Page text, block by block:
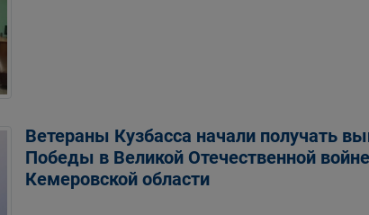
Ветераны Кузбасса начали получать
Победы в Великой Отечественной
Кемеровской области